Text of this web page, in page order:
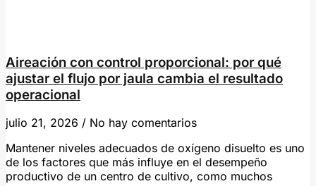
Aireación con control proporcional: por qué
ajustar el flujo por jaula cambia el resultado
operacional
julio 21, 2026
No hay comentarios
Mantener niveles adecuados de oxígeno disuelto es uno
de los factores que más influye en el desempeño
productivo de un centro de cultivo, como muchos